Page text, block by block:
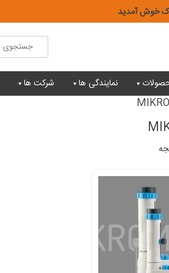
خوش آمدید
Products
search
نمایندگی ها شرکت ها